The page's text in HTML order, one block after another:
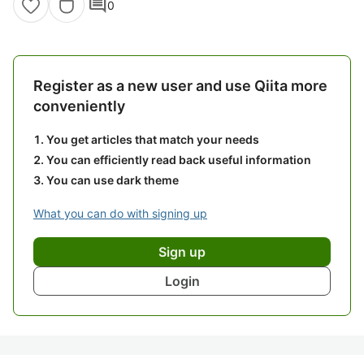
comment0
Register as a new user and use Qiita more
conveniently
You get articles that match your needs
You can efficiently read back useful information
You can use dark theme
What you can do with signing up
Sign up
Login